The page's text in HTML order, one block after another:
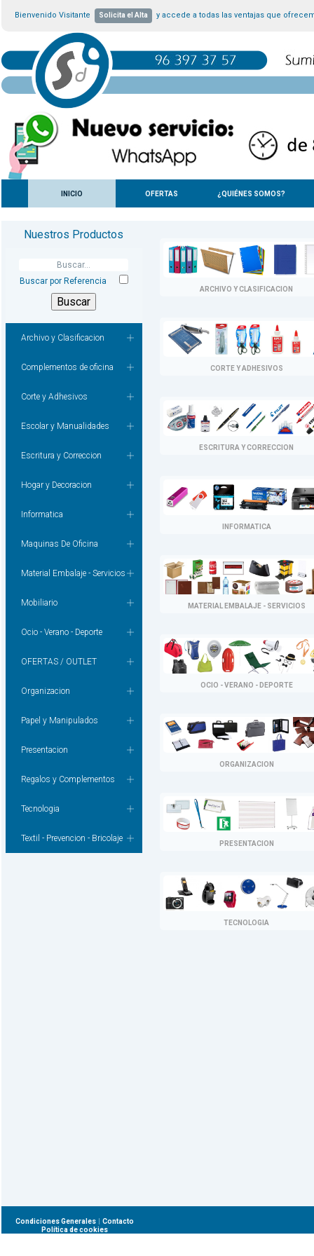
Bienvenido Visitante Solicita el Alta y accede a todas las ventajas que
INICIO OFERTAS ¿QUIÉNES SOMOS?
Nuestros Productos
Buscar por Referencia
Archivo y Clasificacion
Complementos de oficina
Corte y Adhesivos
Escolar y Manualidades
Escritura y Correccion
Hogar y Decoracion
Informatica
Maquinas De Oficina
Material Embalaje - Servicios
Mobiliario
Ocio - Verano - Deporte
OFERTAS / OUTLET
Organizacion
Papel y Manipulados
Presentacion
Regalos y Complementos
Tecnologia
Textil - Prevencion - Bricolaje
ARCHIVO Y CLASIFICACION
CORTE Y ADHESIVOS
ESCRITURA Y CORRECCION
INFORMATICA
MATERIAL EMBALAJE - SERVICIOS
OCIO - VERANO - DEPORTE
ORGANIZACION
PRESENTACION
TECNOLOGIA
Condiciones Generales| Contacto
Política de cookies